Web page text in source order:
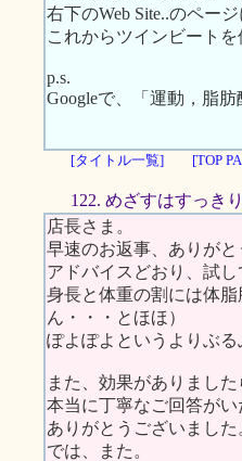
右下のWeb Site..のペー
これからツインビート
p.s.
Googleで、「運動，脂
[タイトル一覧]
[TOP
122. めざすはすっき
店長さま。
早速のお返事、ありがと
アドバイスどおり、試し
身長と体重の割には体
ん・・・とほほ）
ぽよぽよというよりぶ
また、効果がありまし
本当に丁寧なご回答がい
ありがとうございました
では、また。